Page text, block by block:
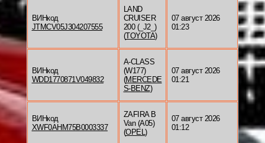
ВИНкод
JTMCV05J304207555
LAND
CRUISER
200 (_J2_)
(TOYOTA)
07 август 2026
01:23
ВИНкод
WDD1770871V049832
A-CLASS
(W177)
(MERCEDE
S-BENZ)
07 август 2026
01:21
ВИНкод
XWF0AHM75B0003337
ZAFIRA B
Van (A05)
(OPEL)
07 август 2026
01:12